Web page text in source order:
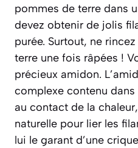
pommes de terre dans
devez obtenir de jolis
purée. Surtout, ne
terre une fois râpées !
précieux amidon.
complexe contenu
au contact de la
naturelle pour lier les
lui le garant d’une